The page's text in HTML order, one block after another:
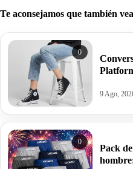
Te aconsejamos que también
0
9 Ago,
0
Pack